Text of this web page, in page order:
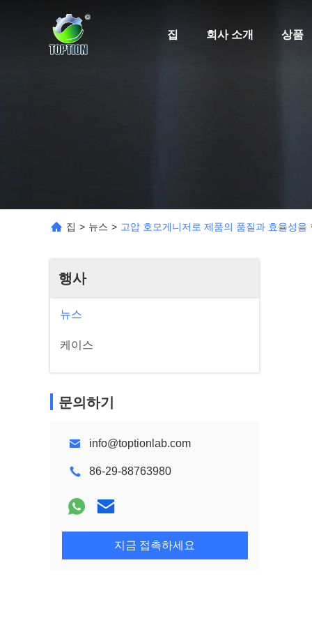
집 회사 소개 상품
집 > 뉴스 > 고압 호모게니저로 제품의 품질과 효율성을
행사
뉴스
케이스
문의하기
info@toptionlab.com
86-29-88763980
지금 접촉하세요